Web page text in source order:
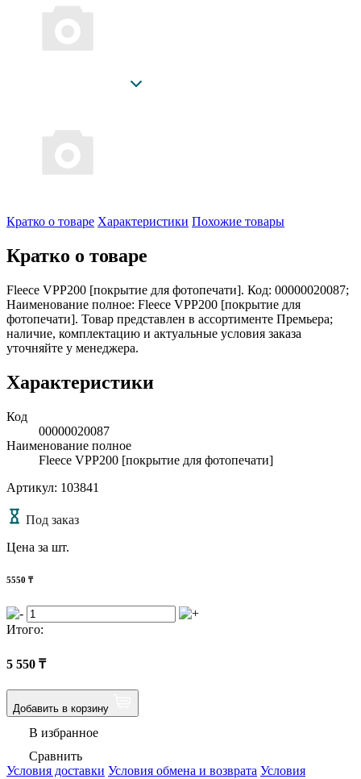
Кратко о товаре Характеристики Похожие товары
Кратко о товаре
Fleece VPP200 [покрытие для фотопечати]. Код: 00000020087;
Наименование полное: Fleece VPP200 [покрытие для
фотопечати]. Товар представлен в ассортименте Премьера;
наличие, комплектацию и актуальные условия заказа
уточняйте у менеджера.
Характеристики
Код
00000020087
Наименование полное
Fleece VPP200 [покрытие для фотопечати]
Артикул: 103841
Под заказ
Цена за шт.
5550 ₸
Итого:
5 550 ₸
Добавить в корзину
В избранное
Сравнить
Условия доставки Условия обмена и возврата Условия